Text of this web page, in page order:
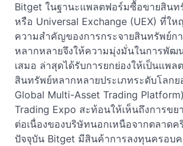
Bitget ในฐานะแพลตฟอร์มซื้อขายสินท
หรือ Universal Exchange (UEX) ที่ใ
ความสำคัญของการกระจายสินทรัพย์ก
หลากหลายจึงให้ความมุ่งมั่นในการพัฒ
เสมอ ล่าสุดได้รับการยกย่องให้เป็นแพ
สินทรัพย์หลากหลายประเภทระดับโลกย
Global Multi-Asset Trading
Trading Expo สะท้อนให้เห็นถึงการขย
ต่อเนื่องของบริษัทนอกเหนือจากตลาดค
ปัจจุบัน Bitget มีสินค้าการลงทุนครอบ